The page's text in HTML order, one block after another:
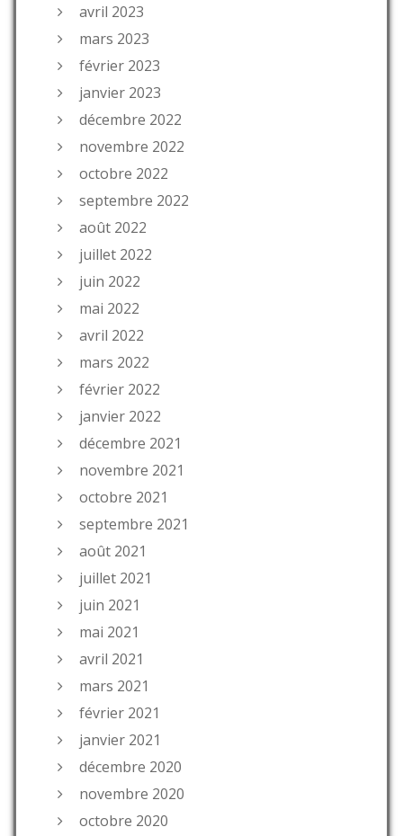
avril 2023
mars 2023
février 2023
janvier 2023
décembre 2022
novembre 2022
octobre 2022
septembre 2022
août 2022
juillet 2022
juin 2022
mai 2022
avril 2022
mars 2022
février 2022
janvier 2022
décembre 2021
novembre 2021
octobre 2021
septembre 2021
août 2021
juillet 2021
juin 2021
mai 2021
avril 2021
mars 2021
février 2021
janvier 2021
décembre 2020
novembre 2020
octobre 2020